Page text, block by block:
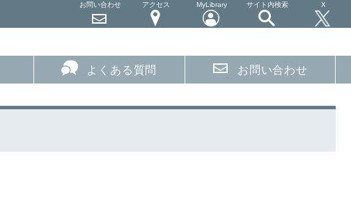
お問い合わせ アクセス MyLibrary サイト内検索 X
よくある質問 お問い合わせ